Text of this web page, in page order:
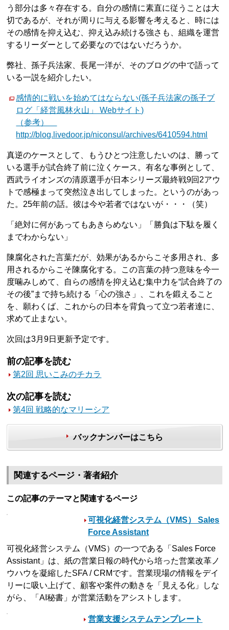
う部分は多々存在する。自分の感情に素直に従うことは大
切であるが、それが周りに与える影響を考えると、時には
その感情を抑え込む、抑え込み続ける強さも、組織を運営
するリーダーとして必要なのではないだろうか。
弊社、孫子兵法家、長尾一洋が、そのブログの中で語って
いる一説を紹介したい。
感情的に戦いを始めてはならない(孫子兵法家の孫子ブ
ログ「経営風林火山」 Webサイト)
（参考）
http://blog.livedoor.jp/niconsul/archives/6410594.html
真逆のケースとして、もうひとつ注意したいのは、勝って
いる選手が試合終了前に泣くケース。有名な事例として、
西武ライオンズの清原選手が日本シリーズ最終戦9回2アウ
トで感極まって突然泣き出してしまった。というのがあっ
た。25年前の話。彼は今や若者ではないが・・・（笑）
「絶対に何があってもあきらめない」「勝負は下駄を履く
までわからない」
陳腐化された言葉だが、効果があるからこそ多用され、多
用されるからこそ陳腐化する。この言葉の持つ意味を今一
度噛みしめて、自らの感情を抑え込む集中力を“試合終了の
その後”まで持ち続ける「心の強さ」、これを鍛えること
を、願わくば、これからの日本を背負って立つ若者達に、
求めて止まない。
次回は3月9日更新予定です。
前の記事を読む
第2回 思いこみのチカラ
次の記事を読む
第4回 戦略的なマリーシア
バックナンバーはこちら
関連するページ・著者紹介
この記事のテーマと関連するページ
可視化経営システム（VMS） Sales
Force Assistant
可視化経営システム（VMS）の一つである「Sales Force
Assistant」は、紙の営業日報の時代から培った営業改革ノ
ウハウを凝縮したSFA / CRMです。営業現場の情報をデイ
リーに吸い上げて、顧客や案件の動きを「見える化」しな
がら、「AI秘書」が営業活動をアシストします。
営業支援システムテンプレート